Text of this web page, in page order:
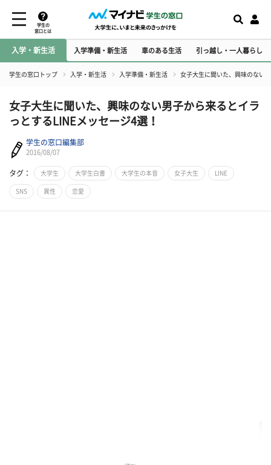
学生の
窓口とは
入学・新生活 入学準備・新生活 車のある生活 引っ越し・一人暮らし
学生の窓口トップ 入学・新生活 入学準備・新生活 女子大生に聞いた、興味のない
女子大生に聞いた、興味のない男子から来るとイラ
っとするLINEメッセージ4選！
学生の窓口編集部
2016/08/07
タグ： 大学生 大学生白書 大学生の本音 女子大生 LINE
SNS 異性 恋愛